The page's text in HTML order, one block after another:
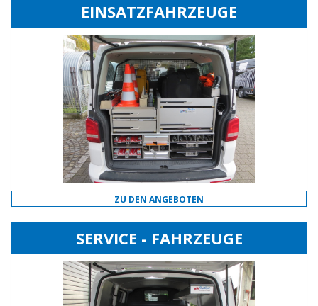
EINSATZFAHRZEUGE
ZU DEN ANGEBOTEN
SERVICE - FAHRZEUGE